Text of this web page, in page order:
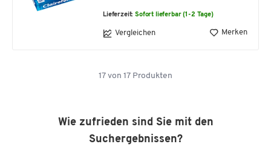
Lieferzeit:Sofort lieferbar (1-2 Tage)
Vergleichen Merken
17 von 17 Produkten
Wie zufrieden sind Sie mit den
Suchergebnissen?